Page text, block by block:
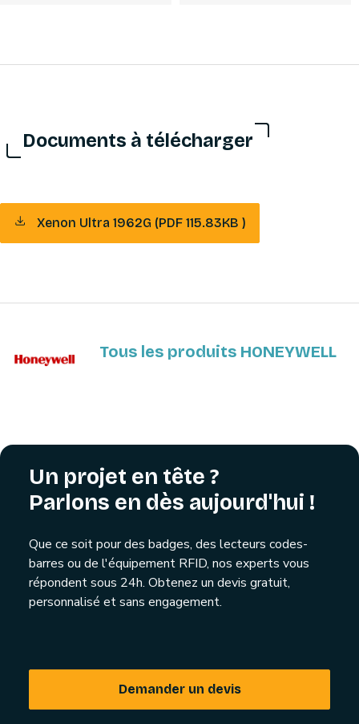
Documents à télécharger
Xenon Ultra 1962G (PDF 115.83KB )
Tous les produits HONEYWELL
Un projet en tête ?
Parlons en dès aujourd'hui !
Que ce soit pour des badges, des lecteurs codes-
barres ou de l'équipement RFID, nos experts vous
répondent sous 24h. Obtenez un devis gratuit,
personnalisé et sans engagement.
Demander un devis